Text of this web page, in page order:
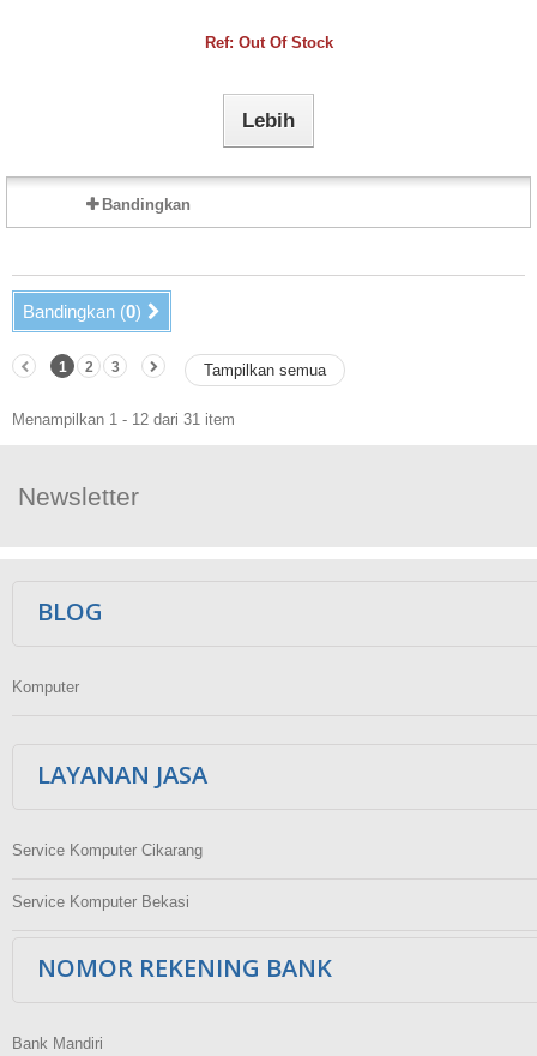
Ref: Out Of Stock
Lebih
Bandingkan
Bandingkan (0)
Tampilkan semua
1 2 3
Menampilkan 1 - 12 dari 31 item
Newsletter
BLOG
Komputer
LAYANAN JASA
Service Komputer Cikarang
Service Komputer Bekasi
NOMOR REKENING BANK
Bank Mandiri